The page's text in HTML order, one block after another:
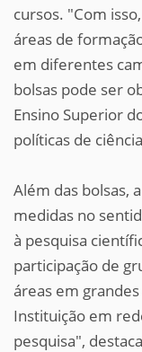
cursos. "Com
áreas de
em diferentes
bolsas pode ser
Ensino Superior
políticas de
Além das bolsas,
medidas no
à pesquisa
participação de
áreas em
Instituição em
pesquisa",